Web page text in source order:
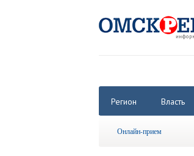
Регион Власть
Онлайн-прием